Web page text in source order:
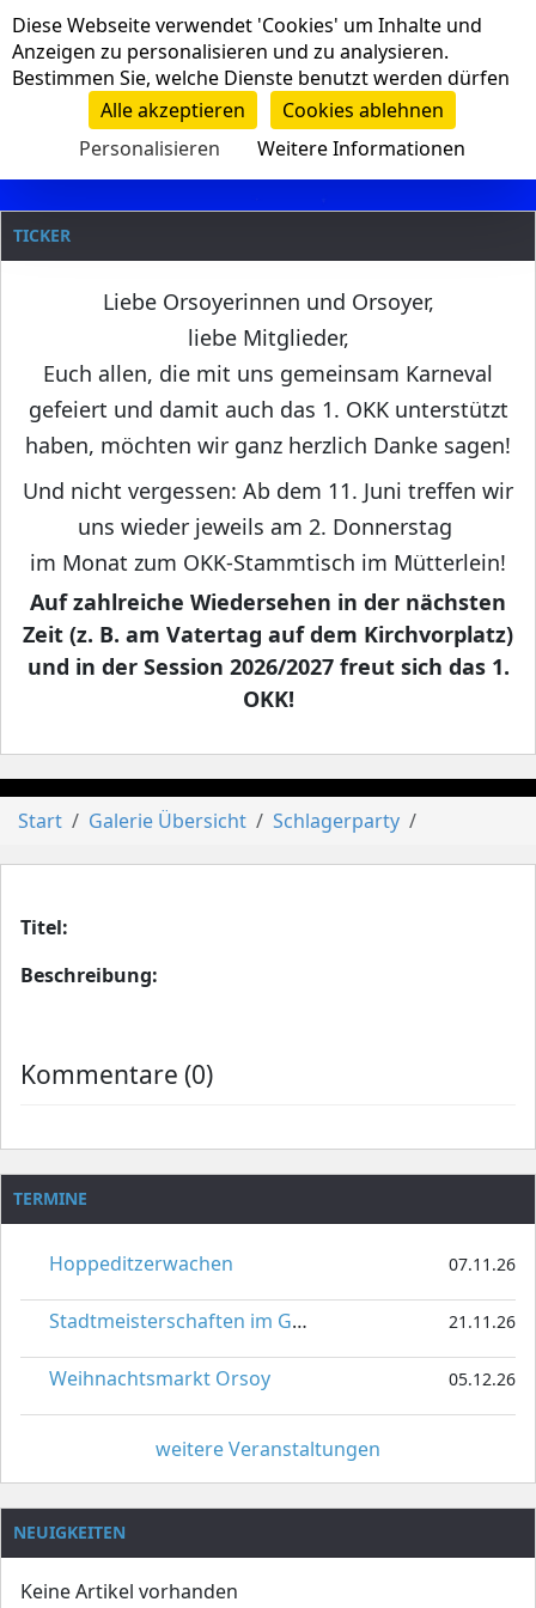
Navigation
Clanname
TICKER
Liebe Orsoyerinnen und Orsoyer,
liebe Mitglieder,
Euch allen, die mit uns gemeinsam Karneval
gefeiert und damit auch das 1. OKK unterstützt
haben, möchten wir ganz herzlich Danke sagen!
Und nicht vergessen: Ab dem 11. Juni treffen wir
uns wieder jeweils am 2. Donnerstag
im Monat zum OKK-Stammtisch im Mütterlein!
Auf zahlreiche Wiedersehen in der nächsten
Zeit (z. B. am Vatertag auf dem Kirchvorplatz)
und in der Session 2026/2027 freut sich das 1.
OKK!
Start Galerie Übersicht Schlagerparty
Titel:
Beschreibung:
Kommentare (0)
TERMINE
Hoppeditzerwachen 07.11.26
Stadtmeisterschaften im Gardetanz 21.11.26
Weihnachtsmarkt Orsoy 05.12.26
weitere Veranstaltungen
NEUIGKEITEN
Keine Artikel vorhanden
Cookie-Einstellungen
Diese Webseite verwendet 'Cookies' um Inhalte und
Anzeigen zu personalisieren und zu analysieren.
Bestimmen Sie, welche Dienste benutzt werden dürfen
Alle akzeptieren
Cookies ablehnen
Personalisieren
Weitere Informationen